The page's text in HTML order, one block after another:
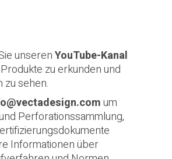
unserenYouTube-Kanal
zu erkunden und
zu sehen.
um
Perforationssammlung,
Informationen über